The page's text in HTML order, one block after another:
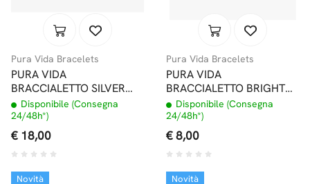
Pura Vida Bracelets
PURA VIDA
BRACCIALETTO SILVER
WAVE WHITE
Disponibile (Consegna
24/48h*)
€ 18,00
Pura Vida Bracelets
PURA VIDA
BRACCIALETTO BRIGHT
SOLID BLACK
Disponibile (Consegna
24/48h*)
€ 8,00
Novità Novità